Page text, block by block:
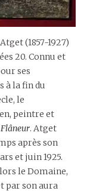
(1857-1927)
20. Connu et
ses
à la fin du
le
peintre et
Flâneur. Atget
après son
et juin 1925.
le Domaine,
par son aura